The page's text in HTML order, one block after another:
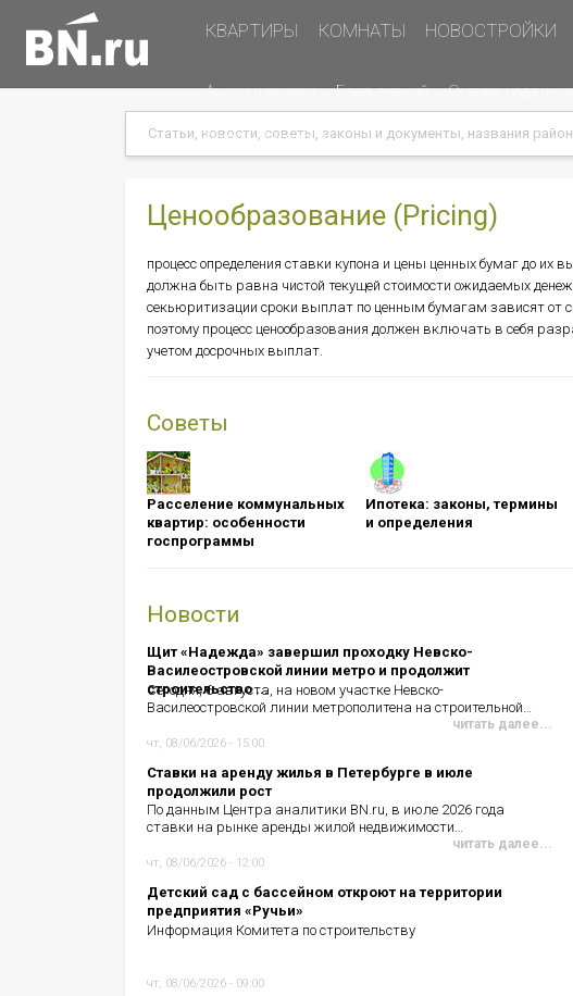
Основная
КВАРТИРЫ КОМНАТЫ НОВОСТРОЙКИ
Дополнительная
навигация
Акции и скидки База знаний Оценка
Меню
в
(справа)
Подать объявление
Search
Search
Ценообразование (Pricing)
процесс определения ставки купона и цены ценных бумаг до
должна быть равна чистой текущей стоимости ожидаемых
секьюритизации сроки выплат по ценным бумагам зависят от
поэтому процесс ценообразования должен включать в себя
учетом досрочных выплат.
Советы
Расселение коммунальных
квартир: особенности
госпрограммы
Ипотека: ​​​​​​​законы, термины
и определения
Новости
Щит «Надежда» завершил проходку Невско-
Василеостровской линии метро и продолжит
строительство ...
Сегодня, 6 августа, на новом участке Невско-
Василеостровской линии метрополитена на строительной…
читать далее...
чт, 08/06/2026 - 15:00
Ставки на аренду жилья в Петербурге в июле
продолжили рост
По данным Центра аналитики BN.ru, в июле 2026 года
ставки на рынке аренды жилой недвижимости…
читать далее...
чт, 08/06/2026 - 12:00
Детский сад с бассейном откроют на территории
предприятия «Ручьи»
Информация Комитета по строительству
чт, 08/06/2026 - 09:00